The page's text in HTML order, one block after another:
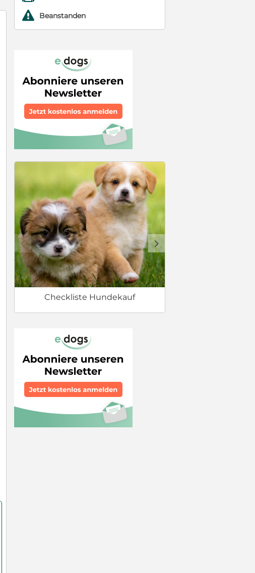
r Beanstanden
Checkliste Hundekauf
c d